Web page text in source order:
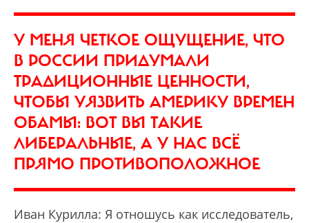
У МЕНЯ ЧЕТКОЕ ОЩУЩЕНИЕ, ЧТО
В РОССИИ ПРИДУМАЛИ
ТРАДИЦИОННЫЕ ЦЕННОСТИ,
ЧТОБЫ УЯЗВИТЬ АМЕРИКУ ВРЕМЕН
ОБАМЫ: ВОТ ВЫ ТАКИЕ
ЛИБЕРАЛЬНЫЕ, А У НАС ВСЁ
ПРЯМО ПРОТИВОПОЛОЖНОЕ
Иван Курилла: Я отношусь как исследователь,